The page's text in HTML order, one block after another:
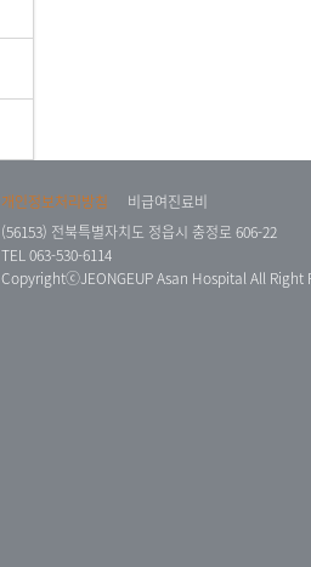
개인정보처리방침
비급여진료비
(56153) 전북특별자치도 정읍시 충정로 606-22
TEL 063-530-6114
CopyrightⓒJEONGEUP Asan Hospital All Right